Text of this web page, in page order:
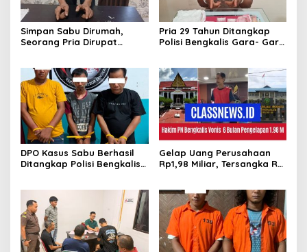
Simpan Sabu Dirumah,
Seorang Pria Dirupat
Pria 29 Tahun Ditangkap
Polisi Bengkalis Gara- Gara
DPO Kasus Sabu Berhasil
Ditangkap Polisi Bengkalis,
Gelap Uang Perusahaan
Rp1,98 Miliar, Tersangka RS
Banding